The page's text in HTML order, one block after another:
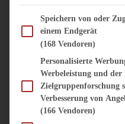
Im Folgenden finden Sie eine Liste
Speichern von oder
einem Endgerät
(168 Vendoren)
Personalisierte
Werbeleistung und
Zielgruppenforschung
Verbesserung von
(166 Vendoren)